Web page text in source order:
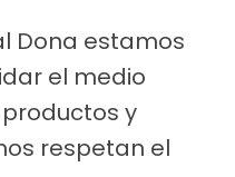
Dona estamos
el medio
y
respetan el